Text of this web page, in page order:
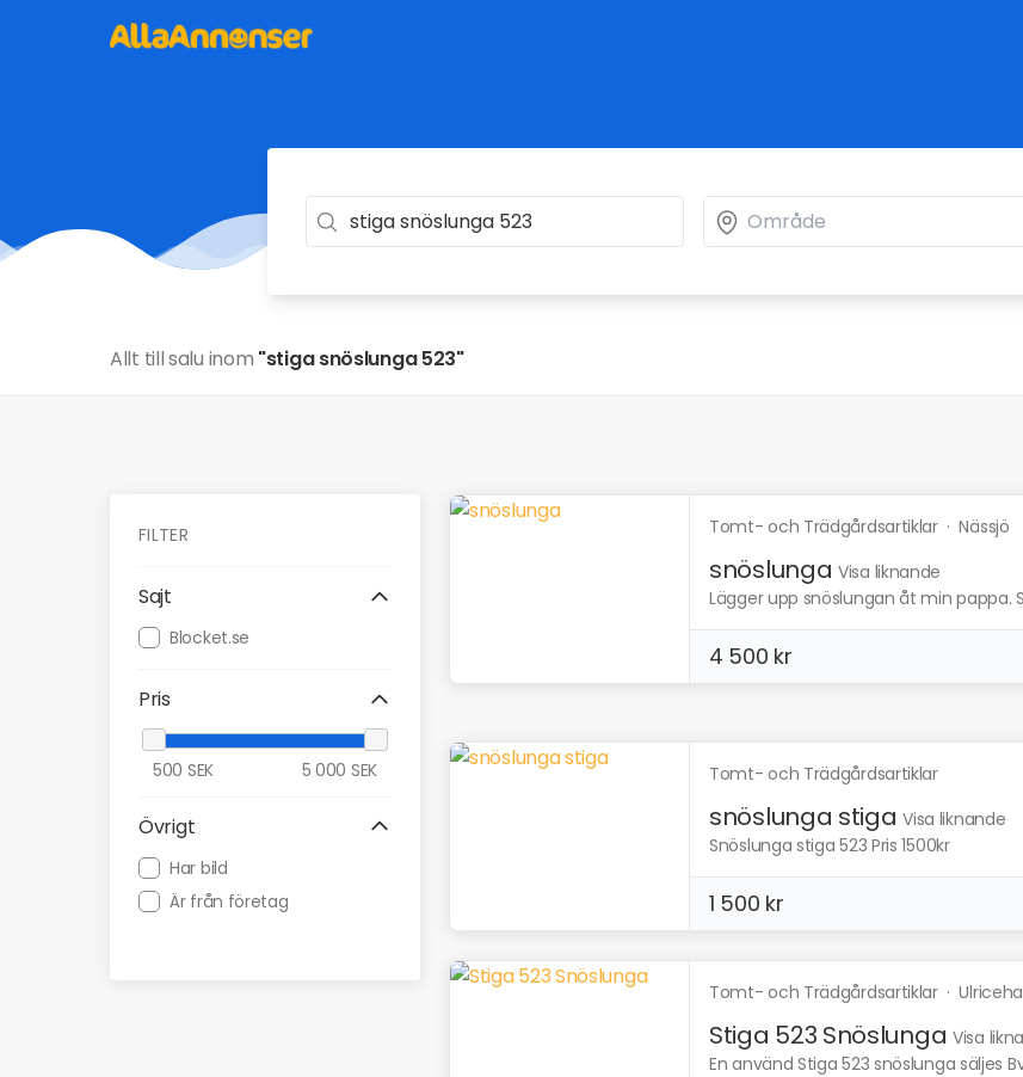
Allt till salu inom "stiga snöslunga 523"
FILTER
Sajt
Blocket.se
Pris
500 SEK 5 000 SEK
Övrigt
Har bild
Är från företag
Tomt- och Trädgårdsartiklar·Nässjö
snöslunga Visa liknande
Lägger upp snöslungan åt min pappa.
4 500 kr
Tomt- och Trädgårdsartiklar
snöslunga stiga Visa liknande
Snöslunga stiga 523 Pris 1500kr
1 500 kr
Tomt- och Trädgårdsartiklar·
Stiga 523 Snöslunga Visa
En använd Stiga 523 snöslunga säljes